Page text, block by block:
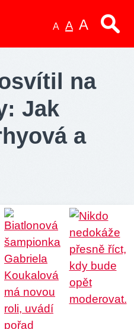
A A A
na
Jak
a